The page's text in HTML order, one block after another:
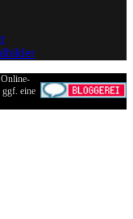
ggf. eine